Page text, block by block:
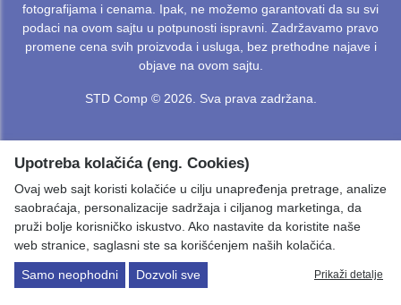
fotografijama i cenama. Ipak, ne možemo garantovati da su svi
podaci na ovom sajtu u potpunosti ispravni. Zadržavamo pravo
promene cena svih proizvoda i usluga, bez prethodne najave i
objave na ovom sajtu.
STD Comp © 2026. Sva prava zadržana.
Upotreba kolačića (eng. Cookies)
Ovaj web sajt koristi kolačiće u cilju unapređenja pretrage, analize
saobraćaja, personalizacije sadržaja i ciljanog marketinga, da
pruži bolje korisničko iskustvo. Ako nastavite da koristite naše
web stranice, saglasni ste sa korišćenjem naših kolačića.
Samo neophodni Dozvoli sve Prikaži detalje